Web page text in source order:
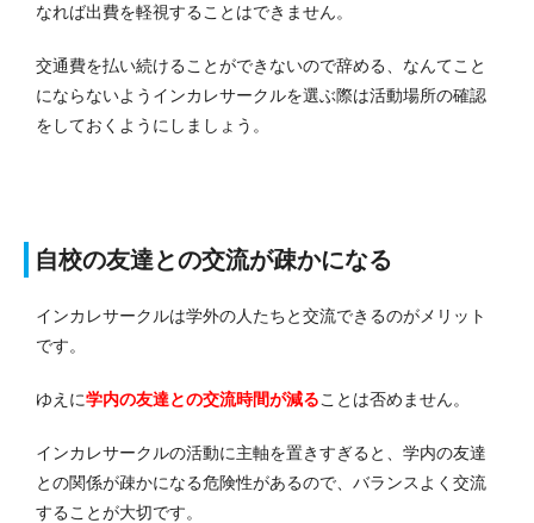
なれば出費を軽視することはできません。
交通費を払い続けることができないので辞める、なんてこと
にならないようインカレサークルを選ぶ際は活動場所の確認
をしておくようにしましょう。
自校の友達との交流が疎かになる
インカレサークルは学外の人たちと交流できるのがメリット
です。
ゆえに学内の友達との交流時間が減ることは否めません。
インカレサークルの活動に主軸を置きすぎると、学内の友達
との関係が疎かになる危険性があるので、バランスよく交流
することが大切です。